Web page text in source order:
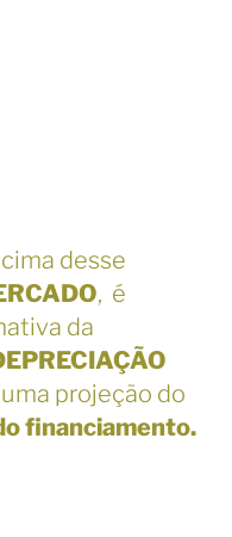
cima desse
, é
da
projeção do
financiamento.